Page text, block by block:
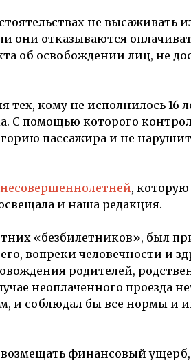
не высаживать
они отказываются
об освобождении лиц, не
тех, кому не исполнилось 16
С помощью которого
пассажира и не
,
и наша редакция.
«безбилетников», был
вопреки человечности и
родителей,
неоплаченного проезда
и соблюдал бы все нормы и
возмещать финансовый ущерб,